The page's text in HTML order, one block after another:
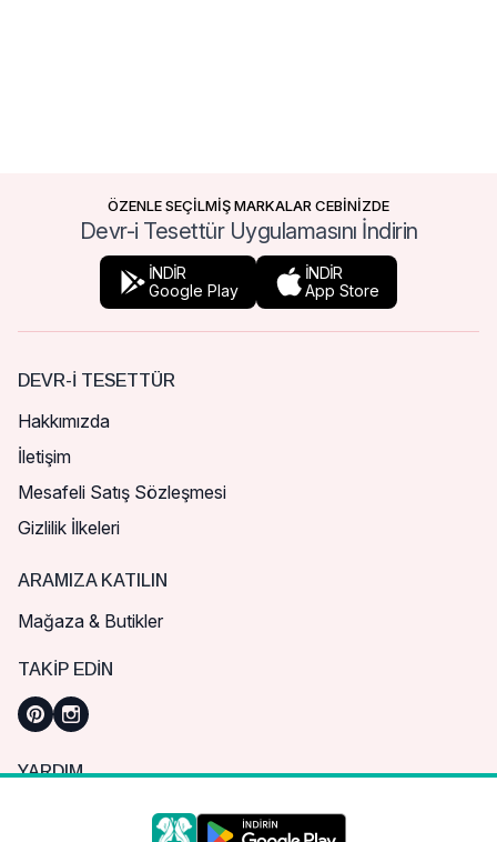
ÖZENLE SEÇİLMİŞ MARKALAR CEBİNİZDE
Devr-i Tesettür Uygulamasını İndirin
İNDİR
Google Play
İNDİR
App Store
DEVR-I TESETTÜR
Hakkımızda
İletişim
Mesafeli Satış Sözleşmesi
Gizlilik İlkeleri
ARAMIZA KATILIN
Mağaza & Butikler
TAKIP EDIN
YARDIM
Sık Sorulan Sorular